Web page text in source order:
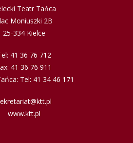
Teatr Tańca
Moniuszki 2B
25-334 Kielce
41 36 76 712
41 36 76 911
Tel: 41 34 46 171
www.ktt.pl